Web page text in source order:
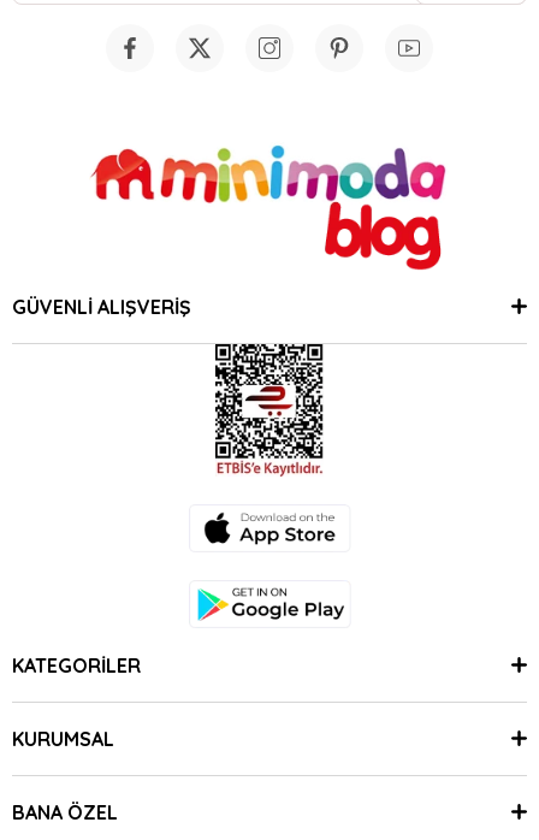
GÜVENLİ ALIŞVERİŞ
KATEGORİLER
KURUMSAL
BANA ÖZEL